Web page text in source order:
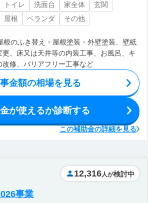
トイレ 洗面台 家全体
玄関
屋根 ベランダ
その他
根のふき替え・屋根塗装・外壁塗装、壁紙
、床又は天井等の内装工事、お風呂、キ
改修、バリアフリー工事など
金額の相場を見る
が使えるか診断する
この補助金の詳細を見る
12,316 人が検討中
事業